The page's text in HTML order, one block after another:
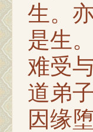
生。
是生
难受
道弟
因缘